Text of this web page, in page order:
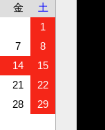
金
土
1
7
8
14
15
21
22
28
29